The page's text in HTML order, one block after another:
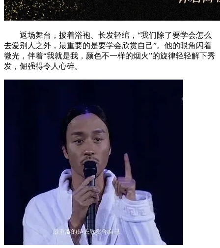
返场舞台，披着浴袍、长发轻绾，“我们除了要学会怎么
去爱别人之外，最重要的是要学会欣赏自己”。他的眼角闪着
微光，伴着“我就是我，颜色不一样的烟火”的旋律轻轻解下秀
发，倔强得令人心碎。